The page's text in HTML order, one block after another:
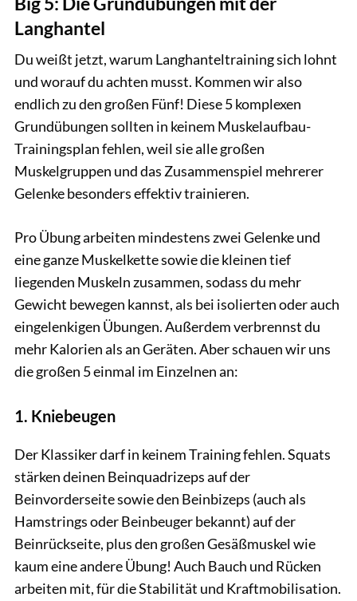
Langhantel
Du weißt jetzt, warum Langhanteltraining sich lohnt
und worauf du achten musst. Kommen wir also
endlich zu den großen Fünf! Diese 5 komplexen
Grundübungen sollten in keinem Muskelaufbau-
Trainingsplan fehlen, weil sie alle großen
Muskelgruppen und das Zusammenspiel mehrerer
Gelenke besonders effektiv trainieren.
Pro Übung arbeiten mindestens zwei Gelenke und
eine ganze Muskelkette sowie die kleinen tief
liegenden Muskeln zusammen, sodass du mehr
Gewicht bewegen kannst, als bei isolierten oder auch
eingelenkigen Übungen. Außerdem verbrennst du
mehr Kalorien als an Geräten. Aber schauen wir uns
die großen 5 einmal im Einzelnen an:
1. Kniebeugen
Der Klassiker darf in keinem Training fehlen. Squats
stärken deinen Beinquadrizeps auf der
Beinvorderseite sowie den Beinbizeps (auch als
Hamstrings oder Beinbeuger bekannt) auf der
Beinrückseite, plus den großen Gesäßmuskel wie
kaum eine andere Übung! Auch Bauch und Rücken
arbeiten mit, für die Stabilität und Kraftmobilisation.